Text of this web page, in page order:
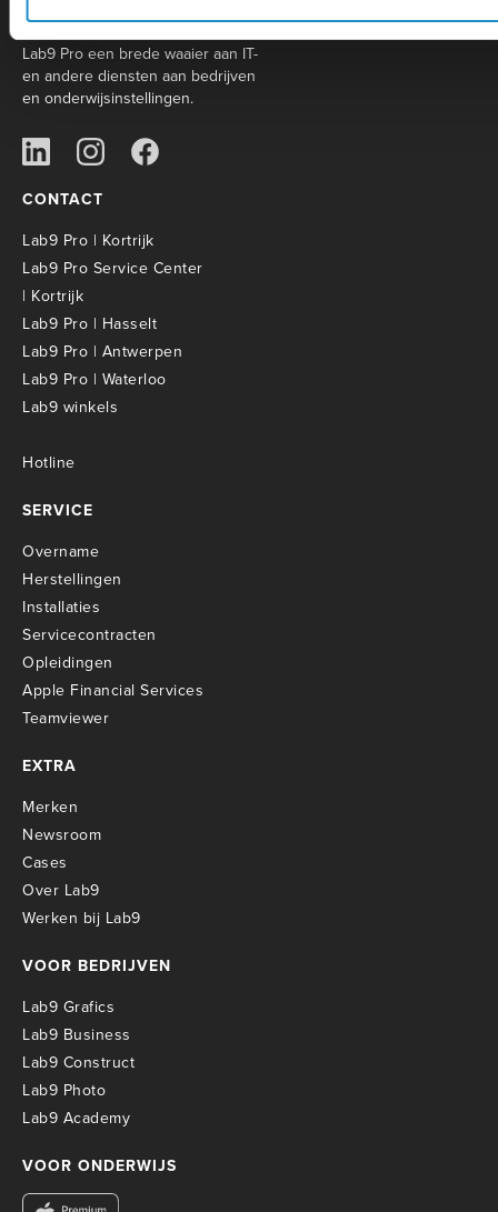
Lab9 Pro een brede waaier aan IT-
en andere diensten aan bedrijven
en onderwijsinstellingen.
CONTACT
Lab9 Pro | Kortrijk
Lab9 Pro Service Center
| Kortrijk
Lab9 Pro | Hasselt
Lab9 Pro | Antwerpen
Lab9 Pro | Waterloo
Lab9 winkels
Hotline
SERVICE
Overname
Herstellingen
Installaties
Servicecontracten
Opleidingen
Apple Financial Services
Teamviewer
EXTRA
Merken
Newsroom
Cases
Over Lab9
Werken bij Lab9
VOOR BEDRIJVEN
Lab9 Grafics
Lab9 Business
Lab9 Construct
Lab9 Photo
Lab9 Academy
VOOR ONDERWIJS